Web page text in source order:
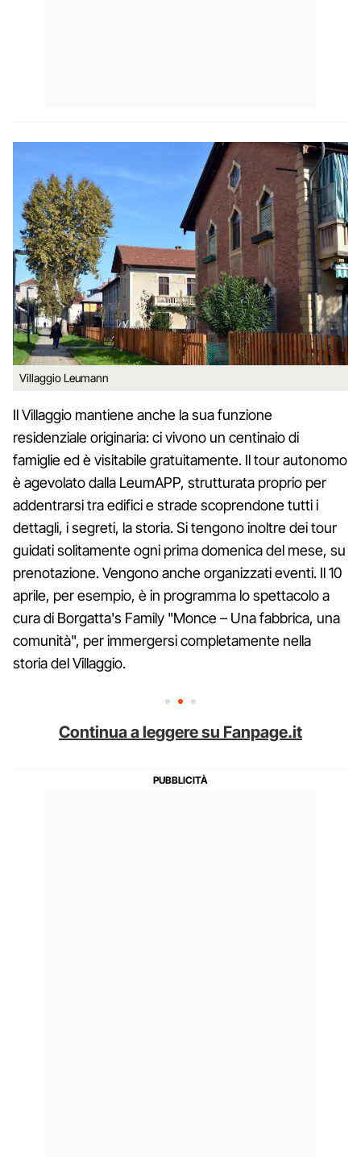
Villaggio Leumann
Il Villaggio mantiene anche la sua funzione
residenziale originaria: ci vivono un centinaio di
famiglie ed è visitabile gratuitamente. Il tour autonomo
è agevolato dalla LeumAPP, strutturata proprio per
addentrarsi tra edifici e strade scoprendone tutti i
dettagli, i segreti, la storia. Si tengono inoltre dei tour
guidati solitamente ogni prima domenica del mese, su
prenotazione. Vengono anche organizzati eventi. Il 10
aprile, per esempio, è in programma lo spettacolo a
cura di Borgatta's Family "Monce – Una fabbrica, una
comunità", per immergersi completamente nella
storia del Villaggio.
Continua a leggere su Fanpage.it